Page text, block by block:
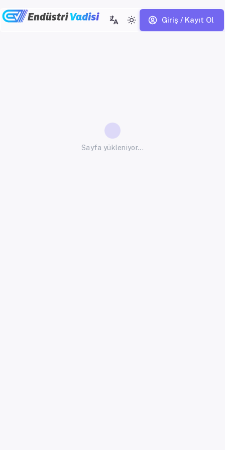
Giriş / Kayıt Ol
Sayfa yükleniyor...